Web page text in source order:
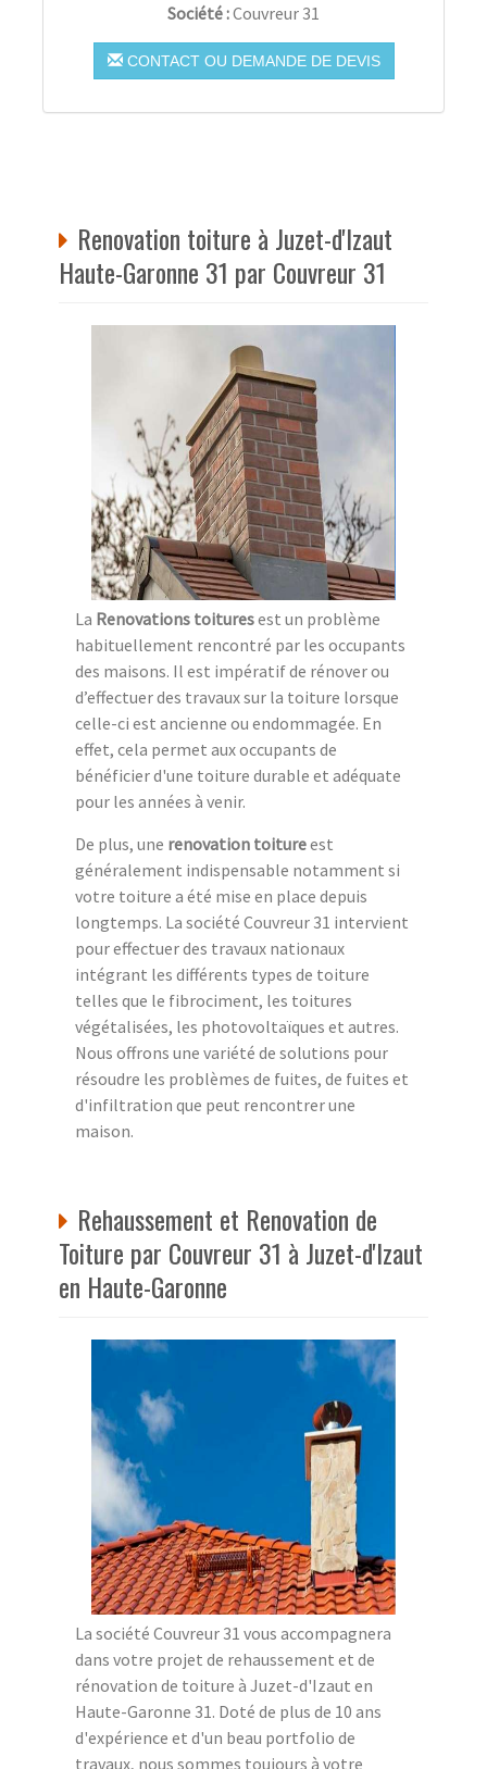
Société :Couvreur 31
CONTACT OU DEMANDE DE DEVIS
Renovation toiture à Juzet-d'Izaut
Haute-Garonne 31 par Couvreur 31
La Renovations toituresest un problème
habituellement rencontré par les occupants
des maisons. Il est impératif de rénover ou
d’effectuer des travaux sur la toiture lorsque
celle-ci est ancienne ou endommagée. En
effet, cela permet aux occupants de
bénéficier d'une toiture durable et adéquate
pour les années à venir.
De plus, une renovation toitureest
généralement indispensable notamment si
votre toiture a été mise en place depuis
longtemps. La société Couvreur 31 intervient
pour effectuer des travaux nationaux
intégrant les différents types de toiture
telles que le fibrociment, les toitures
végétalisées, les photovoltaïques et autres.
Nous offrons une variété de solutions pour
résoudre les problèmes de fuites, de fuites et
d'infiltration que peut rencontrer une
maison.
Rehaussement et Renovation de
Toiture par Couvreur 31 à Juzet-d'Izaut
en Haute-Garonne
La société Couvreur 31 vous accompagnera
dans votre projet de rehaussement et de
rénovation de toiture à Juzet-d'Izaut en
Haute-Garonne 31. Doté de plus de 10 ans
d'expérience et d'un beau portfolio de
travaux, nous sommes toujours à votre